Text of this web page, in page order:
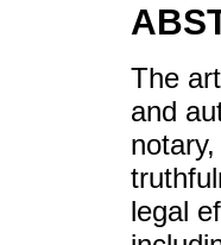
The
and
legal